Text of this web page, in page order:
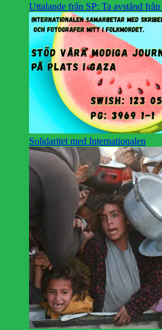
Uttalande från SP: Ta avstånd
Solidaritet med Internationalen